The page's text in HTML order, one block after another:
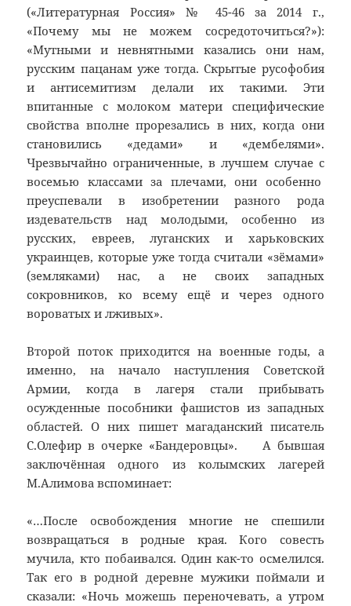
(«Литературная Россия» № 45-46 за 2014 г.,
«Почему мы не можем сосредоточиться?»):
«Мутными и невнятными казались они нам,
русским пацанам уже тогда. Скрытые русофобия
и антисемитизм делали их такими. Эти
впитанные с молоком матери специфические
свойства вполне прорезались в них, когда они
становились «дедами» и «дембелями».
Чрезвычайно ограниченные, в лучшем случае с
восемью классами за плечами, они особенно
преуспевали в изобретении разного рода
издевательств над молодыми, особенно из
русских, евреев, луганских и харьковских
украинцев, которые уже тогда считали «зёмами»
(земляками) нас, а не своих западных
сокровников, ко всему ещё и через одного
вороватых и лживых».
Второй поток приходится на военные годы, а
именно, на начало наступления Советской
Армии, когда в лагеря стали прибывать
осужденные пособники фашистов из западных
областей. О них пишет магаданский писатель
С.Олефир в очерке «Бандеровцы». А бывшая
заключённая одного из колымских лагерей
М.Алимова вспоминает:
«…После освобождения многие не спешили
возвращаться в родные края. Кого совесть
мучила, кто побаивался. Один как-то осмелился.
Так его в родной деревне мужики поймали и
сказали: «Ночь можешь переночевать, а утром